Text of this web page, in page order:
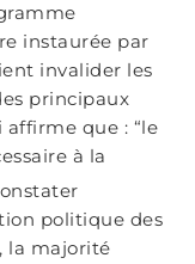
instaurée par
invalider les
principaux
que : “le
à la
politique des
la majorité